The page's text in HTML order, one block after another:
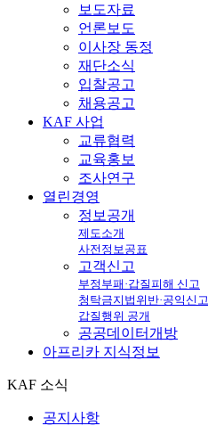
보도자료
언론보도
이사장 동정
재단소식
입찰공고
채용공고
KAF 사업
교류협력
교육홍보
조사연구
열린경영
정보공개
제도소개
사전정보공표
고객신고
부정부패·갑질피해 신고
청탁금지법위반·공익신고
갑질행위 공개
공공데이터개방
아프리카 지식정보
KAF 소식
공지사항